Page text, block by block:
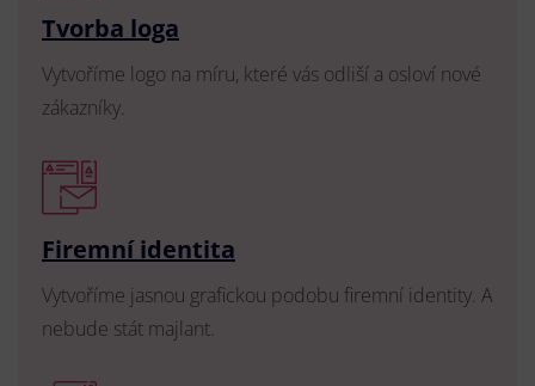
Tvorba loga
Vytvoříme logo na míru, které vás odliší a osloví nové
zákazníky.
Firemní identita
Vytvoříme jasnou grafickou podobu firemní identity. A
nebude stát majlant.